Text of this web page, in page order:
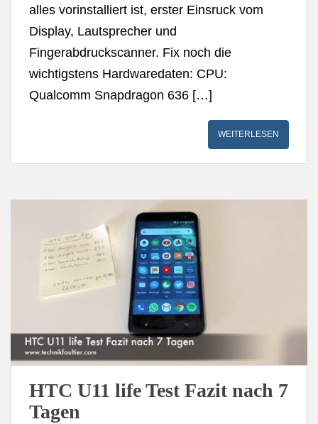
alles vorinstalliert ist, erster Einsruck vom
Display, Lautsprecher und
Fingerabdruckscanner. Fix noch die
wichtigstens Hardwaredaten: CPU:
Qualcomm Snapdragon 636 […]
WEITERLESEN
HTC U11 life Test Fazit nach 7
Tagen